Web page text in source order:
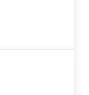
ejecutivo en